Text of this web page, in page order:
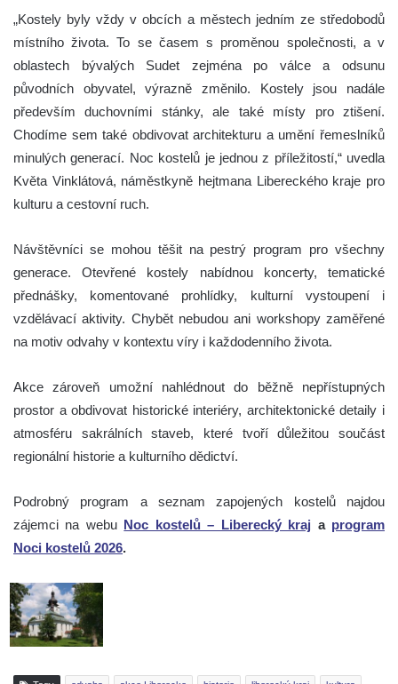
„Kostely byly vždy v obcích a městech jedním ze středobodů
místního života. To se časem s proměnou společnosti, a v
oblastech bývalých Sudet zejména po válce a odsunu
původních obyvatel, výrazně změnilo. Kostely jsou nadále
především duchovními stánky, ale také místy pro ztišení.
Chodíme sem také obdivovat architekturu a umění řemeslníků
minulých generací. Noc kostelů je jednou z příležitostí,“ uvedla
Květa Vinklátová, náměstkyně hejtmana Libereckého kraje pro
kulturu a cestovní ruch.
Návštěvníci se mohou těšit na pestrý program pro všechny
generace. Otevřené kostely nabídnou koncerty, tematické
přednášky, komentované prohlídky, kulturní vystoupení i
vzdělávací aktivity. Chybět nebudou ani workshopy zaměřené
na motiv odvahy v kontextu víry i každodenního života.
Akce zároveň umožní nahlédnout do běžně nepřístupných
prostor a obdivovat historické interiéry, architektonické detaily i
atmosféru sakrálních staveb, které tvoří důležitou součást
regionální historie a kulturního dědictví.
Podrobný program a seznam zapojených kostelů najdou
zájemci na webu Noc kostelů – Liberecký kraj a program
Noci kostelů 2026.